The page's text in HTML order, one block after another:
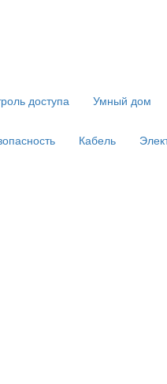
доступа Умный дом
Кабель